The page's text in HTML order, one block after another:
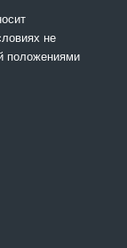
не
положениями